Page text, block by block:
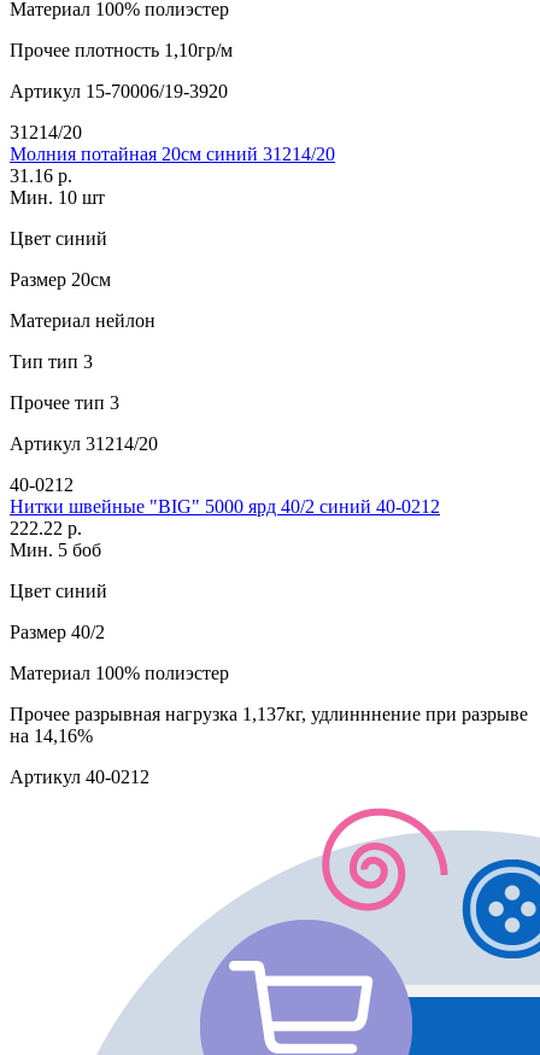
Материал 100% полиэстер
Прочее плотность 1,10гр/м
Артикул 15-70006/19-3920
31214/20
Молния потайная 20см синий 31214/20
31.16 р.
Мин. 10 шт
Цвет синий
Размер 20см
Материал нейлон
Тип тип 3
Прочее тип 3
Артикул 31214/20
40-0212
Нитки швейные "BIG" 5000 ярд 40/2 синий 40-0212
222.22 р.
Мин. 5 боб
Цвет синий
Размер 40/2
Материал 100% полиэстер
Прочее разрывная нагрузка 1,137кг, удлинннение при разрыве
на 14,16%
Артикул 40-0212